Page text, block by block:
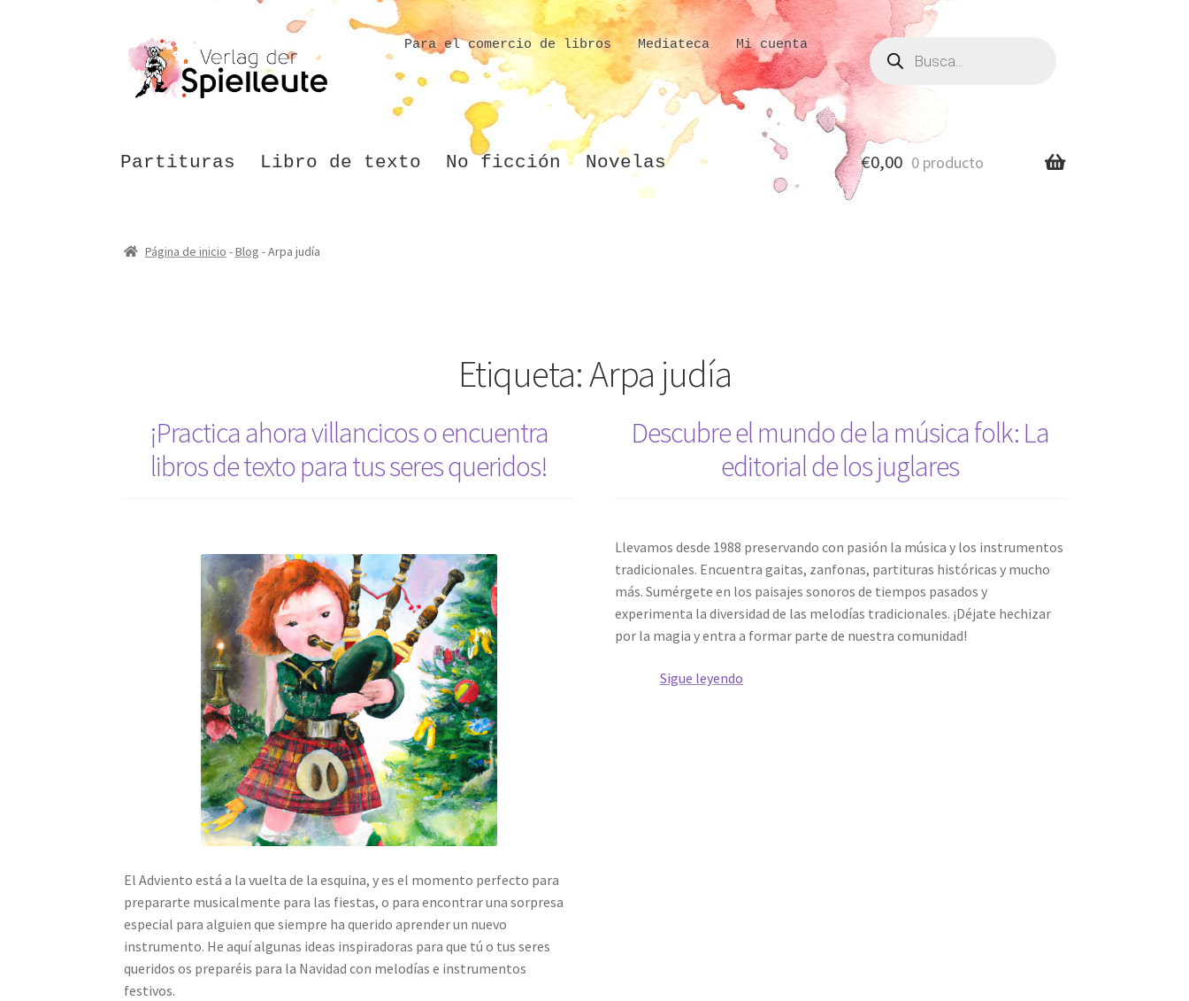
Ir
a
Ir
al
contenido
Para el comercio de libros Mediateca Mi cuenta Búsqueda
de
productos
Partituras Libro de texto No ficción Novelas €0,00 0 producto
Página de inicio -Blog -Arpa judía
Etiqueta:Arpa judía
¡Practica ahora villancicos o encuentra
libros de texto para tus seres queridos!
El Adviento está a la vuelta de la esquina, y es el momento perfecto para
prepararte musicalmente para las fiestas, o para encontrar una sorpresa
especial para alguien que siempre ha querido aprender un nuevo
instrumento. He aquí algunas ideas inspiradoras para que tú o tus seres
queridos os preparéis para la Navidad con melodías e instrumentos
festivos.
Descubre el mundo de la música folk: La
editorial de los juglares
Llevamos desde 1988 preservando con pasión la música y los instrumentos
tradicionales. Encuentra gaitas, zanfonas, partituras históricas y mucho
más. Sumérgete en los paisajes sonoros de tiempos pasados y
experimenta la diversidad de las melodías tradicionales. ¡Déjate hechizar
por la magia y entra a formar parte de nuestra comunidad!
Sigue leyendo